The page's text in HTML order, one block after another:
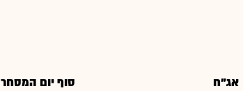
אג"ח סוף יום המסחר